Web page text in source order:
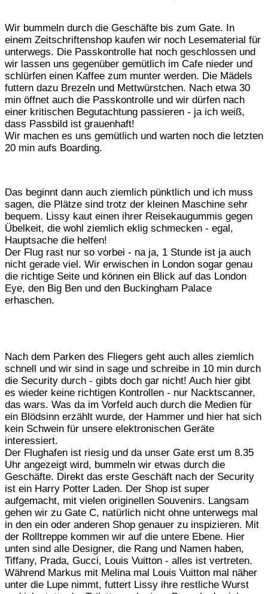
Wir bummeln durch die Geschäfte bis zum Gate. In
einem Zeitschriftenshop kaufen wir noch Lesematerial für
unterwegs. Die Passkontrolle hat noch geschlossen und
wir lassen uns gegenüber gemütlich im Cafe nieder und
schlürfen einen Kaffee zum munter werden. Die Mädels
futtern dazu Brezeln und Mettwürstchen. Nach etwa 30
min öffnet auch die Passkontrolle und wir dürfen nach
einer kritischen Begutachtung passieren - ja ich weiß,
dass Passbild ist grauenhaft!
Wir machen es uns gemütlich und warten noch die letzten
20 min aufs Boarding.
Das beginnt dann auch ziemlich pünktlich und ich muss
sagen, die Plätze sind trotz der kleinen Maschine sehr
bequem. Lissy kaut einen ihrer Reisekaugummis gegen
Übelkeit, die wohl ziemlich eklig schmecken - egal,
Hauptsache die helfen!
Der Flug rast nur so vorbei - na ja, 1 Stunde ist ja auch
nicht gerade viel. Wir erwischen in London sogar genau
die richtige Seite und können ein Blick auf das London
Eye, den Big Ben und den Buckingham Palace
erhaschen.
Nach dem Parken des Fliegers geht auch alles ziemlich
schnell und wir sind in sage und schreibe in 10 min durch
die Security durch - gibts doch gar nicht! Auch hier gibt
es wieder keine richtigen Kontrollen - nur Nacktscanner,
das wars. Was da im Vorfeld auch durch die Medien für
ein Blödsinn erzählt wurde, der Hammer und hier hat sich
kein Schwein für unsere elektronischen Geräte
interessiert.
Der Flughafen ist riesig und da unser Gate erst um 8.35
Uhr angezeigt wird, bummeln wir etwas durch die
Geschäfte. Direkt das erste Geschäft nach der Security
ist ein Harry Potter Laden. Der Shop ist super
aufgemacht, mit vielen originellen Souvenirs. Langsam
gehen wir zu Gate C, natürlich nicht ohne unterwegs mal
in den ein oder anderen Shop genauer zu inspizieren. Mit
der Rolltreppe kommen wir auf die untere Ebene. Hier
unten sind alle Designer, die Rang und Namen haben,
Tiffany, Prada, Gucci, Louis Vuitton - alles ist vertreten.
Während Markus mit Melina mal Louis Vuitton mal näher
unter die Lupe nimmt, futtert Lissy ihre restliche Wurst